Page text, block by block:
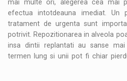
mai multe ori, alegerea cea mai
efectua intotdeauna imediat. Un
tratament de urgenta sunt
potrivit. Repozitionarea in alveola
insa dintii replantati au sanse
termen lung si unii pot fi chiar